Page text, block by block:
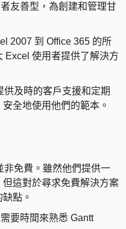
友善型，為創建和管理甘
2007 到 Office 365 的所
Excel 使用者提供了解決方
供及時的客戶支援和定期
全地使用他們的範本。
非免費。雖然他們提供一
這對於尋求免費解決方案
點。
要時間來熟悉 Gantt